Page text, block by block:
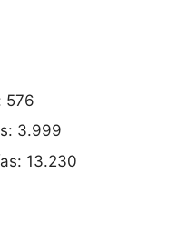
576
3.999
13.230